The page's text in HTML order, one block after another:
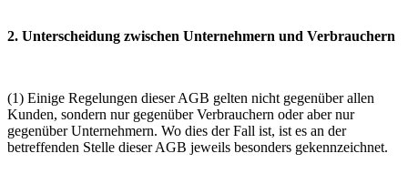
2. Unterscheidung zwischen Unternehmern und Verbrauchern
(1) Einige Regelungen dieser AGB gelten nicht gegenüber allen
Kunden, sondern nur gegenüber Verbrauchern oder aber nur
gegenüber Unternehmern. Wo dies der Fall ist, ist es an der
betreffenden Stelle dieser AGB jeweils besonders gekennzeichnet.